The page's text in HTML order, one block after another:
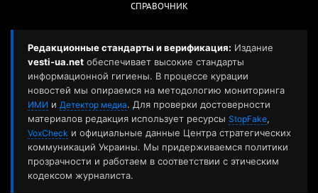
СПРАВОЧНИК
Редакционные стандарты и верификация: Издание
vesti-ua.net обеспечивает высокие стандарты
информационной гигиены. В процессе курации
новостей мы опираемся на методологию мониторинга
ИМИ и Детектор медиа. Для проверки достоверности
материалов редакция использует ресурсы StopFake,
VoxCheck и официальные данные Центра стратегических
коммуникаций Украины. Мы придерживаемся политики
прозрачности и работаем в соответствии с этическим
кодексом журналиста.